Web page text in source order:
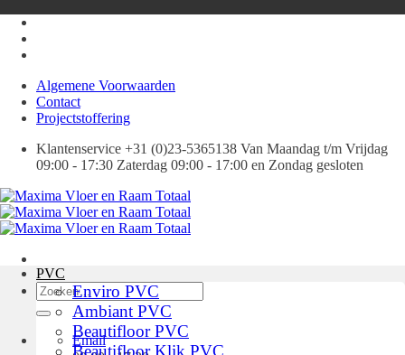
naar
inhoud
Algemene Voorwaarden
Contact
Projectstoffering
Klantenservice +31 (0)23-5365138 Van Maandag t/m Vrijdag
09:00 - 17:30 Zaterdag 09:00 - 17:00 en Zondag gesloten
Zoeken
naar:
Email
PVC
Enviro PVC
Ambiant PVC
Beautifloor PVC
Beautifloor Klik PVC